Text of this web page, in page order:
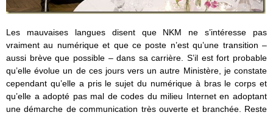
Les mauvaises langues disent que NKM ne s’intéresse pas
vraiment au numérique et que ce poste n’est qu’une transition –
aussi brève que possible – dans sa carrière. S’il est fort probable
qu’elle évolue un de ces jours vers un autre Ministère, je constate
cependant qu’elle a pris le sujet du numérique à bras le corps et
qu’elle a adopté pas mal de codes du milieu Internet en adoptant
une démarche de communication très ouverte et branchée. Reste